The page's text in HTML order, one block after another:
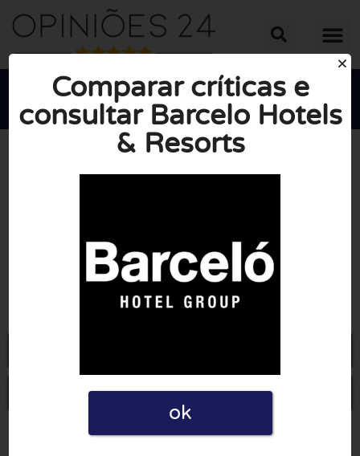
 
NOTA MÉDIA: 10/10
(0 Opiniões)
Escrever uma opinião
Todas as opiniões
Comparar críticas e
consultar Barcelo Hotels
& Resorts
ok